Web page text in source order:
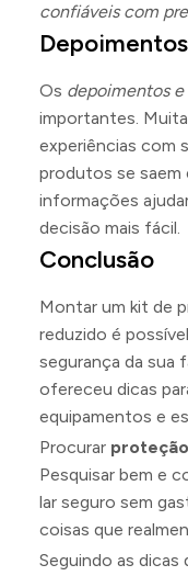
confiáveis com
Os depoimentos e
importantes.
experiências com
produtos se saem
informações
decisão mais fácil.
Conclusão
Montar um kit de
reduzido é
segurança da sua
ofereceu dicas
equipamentos e
Procurar
Pesquisar bem e
lar seguro sem
coisas que
Seguindo as